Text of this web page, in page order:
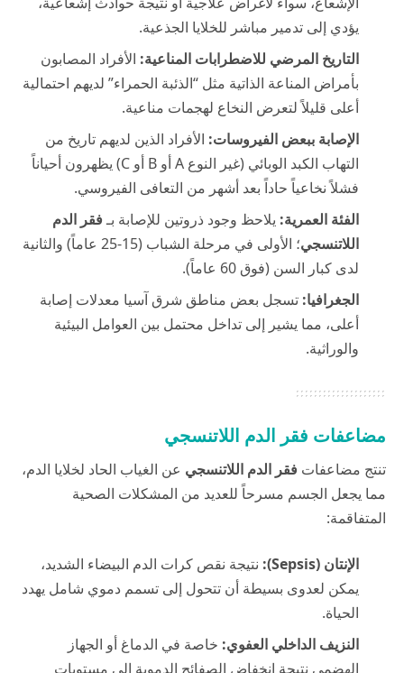
يؤدي إلى تدمير مباشر للخلايا الجذعية.
التاريخ المرضي للاضطرابات المناعية: الأفراد المصابون
بأمراض المناعة الذاتية مثل “الذئبة الحمراء” لديهم احتمالية
أعلى قليلاً لتعرض النخاع لهجمات مناعية.
الإصابة ببعض الفيروسات: الأفراد الذين لديهم تاريخ من
التهاب الكبد الوبائي (غير النوع A أو B أو C) يظهرون أحياناً
فشلاً نخاعياً حاداً بعد أشهر من التعافى الفيروسي.
الفئة العمرية: يلاحظ وجود ذروتين للإصابة بـفقر الدم
اللاتنسجي
؛ الأولى في مرحلة الشباب (15-25 عاماً) والثانية
لدى كبار السن (فوق 60 عاماً).
الجغرافيا: تسجل بعض مناطق شرق آسيا معدلات إصابة
أعلى، مما يشير إلى تداخل محتمل بين العوامل البيئية
والوراثية.
مضاعفات فقر الدم اللاتنسجي
تنتج مضاعفات فقر الدم اللاتنسجي عن الغياب الحاد لخلايا الدم،
مما يجعل الجسم مسرحاً للعديد من المشكلات الصحية
المتفاقمة:
الإنتان (Sepsis):
نتيجة نقص كرات الدم البيضاء الشديد،
يمكن لعدوى بسيطة أن تتحول إلى تسمم دموي شامل يهدد
الحياة.
النزيف الداخلي العفوي: خاصة في الدماغ أو الجهاز
الهضمي نتيجة انخفاض الصفائح الدموية إلى مستويات